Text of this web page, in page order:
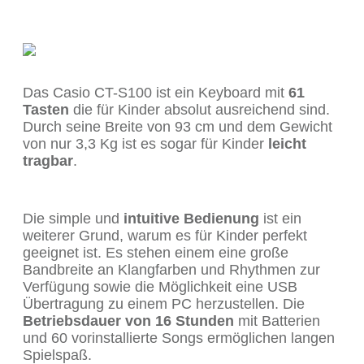
Das Casio CT-S100 ist ein Keyboard mit 61
Tasten die für Kinder absolut ausreichend sind.
Durch seine Breite von 93 cm und dem Gewicht
von nur 3,3 Kg ist es sogar für Kinder leicht
tragbar.
Die simple und intuitive Bedienung ist ein
weiterer Grund, warum es für Kinder perfekt
geeignet ist. Es stehen einem eine große
Bandbreite an Klangfarben und Rhythmen zur
Verfügung sowie die Möglichkeit eine USB
Übertragung zu einem PC herzustellen. Die
Betriebsdauer von 16 Stunden mit Batterien
und 60 vorinstallierte Songs ermöglichen langen
Spielspaß.